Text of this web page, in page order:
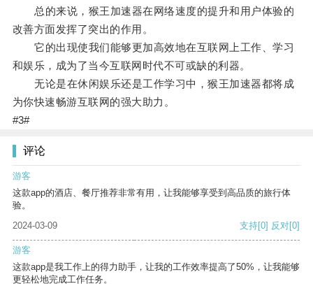
总的来说，猴王加速器在网络速度的提升和用户体验的
改善方面发挥了突出的作用。
它的出现使我们能够更加高效地在互联网上工作、学习
和娱乐，成为了当今互联网时代不可或缺的利器。
无论是在休闲娱乐还是工作学习中，猴王加速器都将成
为你快速畅游互联网的强大助力。
#3#
评论
游客
这款app的酒店、餐厅推荐非常有用，让我能够享受到高品质的旅行体
验。
2024-03-09
支持[0] 反对[0]
游客
这款app是我工作上的得力助手，让我的工作效率提高了50%，让我能够
更轻松地完成工作任务。